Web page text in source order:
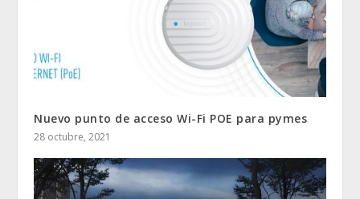
Nuevo punto de acceso Wi-Fi POE para pymes
28 octubre, 2021